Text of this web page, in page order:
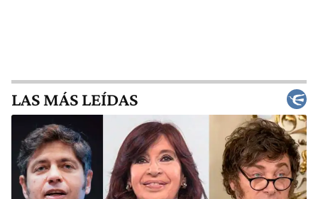
LAS MÁS LEÍDAS